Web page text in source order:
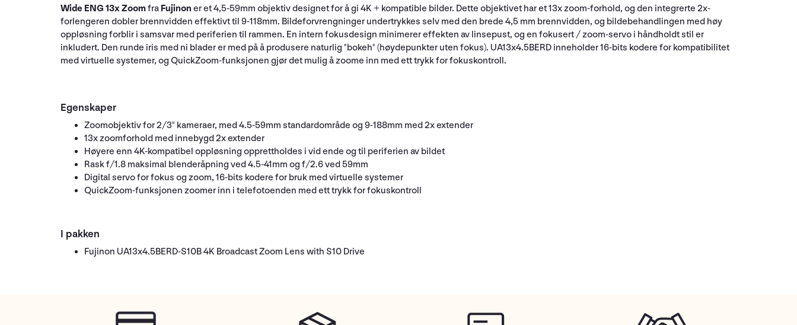
Wide ENG 13x Zoomfra Fujinon er et 4,5-59mm objektiv designet for å gi 4K + kompatible bilder. Dette objektivet har et 13x zoom-forhold, og den integrerte 2x-
forlengeren dobler brennvidden effektivt til 9-118mm. Bildeforvrengninger undertrykkes selv med den brede 4,5 mm brennvidden, og bildebehandlingen med høy
oppløsning forblir i samsvar med periferien til rammen. En intern fokusdesign minimerer effekten av linsepust, og en fokusert / zoom-servo i håndholdt stil er
inkludert. Den runde iris med ni blader er med på å produsere naturlig "bokeh" (høydepunkter uten fokus). UA13x4.5BERD inneholder 16-bits kodere for kompatibilitet
med virtuelle systemer, og QuickZoom-funksjonen gjør det mulig å zoome inn med ett trykk for fokuskontroll.
Egenskaper
Zoomobjektiv for 2/3" kameraer, med 4.5-59mm standardområde og 9-188mm med 2x extender
13x zoomforhold med innebygd 2x extender
Høyere enn 4K-kompatibel oppløsning opprettholdes i vid ende og til periferien av bildet
Rask f/1.8 maksimal blenderåpning ved 4.5-41mm og f/2.6 ved 59mm
Digital servo for fokus og zoom, 16-bits kodere for bruk med virtuelle systemer
QuickZoom-funksjonen zoomer inn i telefotoenden med ett trykk for fokuskontroll
I pakken
Fujinon UA13x4.5BERD-S10B 4K Broadcast Zoom Lens with S10 Drive